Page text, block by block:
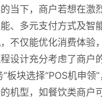
当下，商户若想在激
、多元支付方式及
不仅能优化消费体
设计充分考虑了商
”板块选择“POS机申
机型，如餐饮类商户